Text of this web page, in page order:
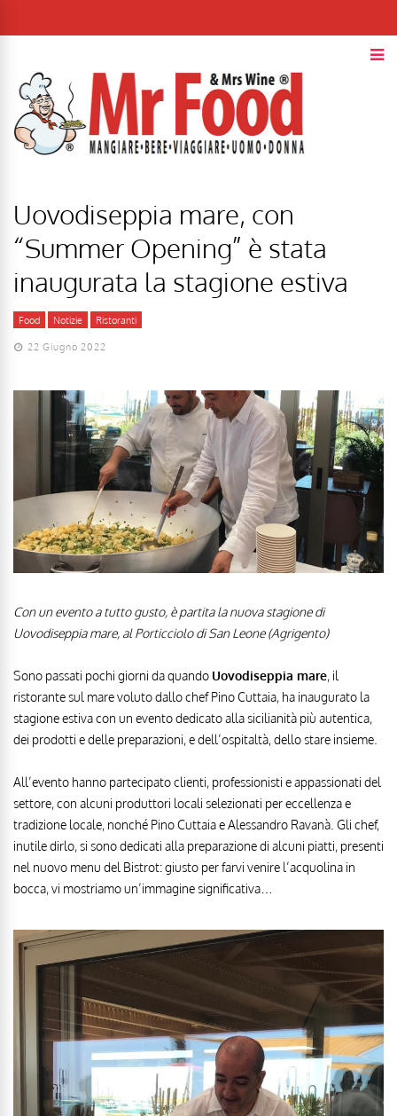
Uovodiseppia mare, con
“Summer Opening” è stata
inaugurata la stagione estiva
Food Notizie Ristoranti
22 Giugno 2022
Con un evento a tutto gusto, è partita la nuova stagione di
Uovodiseppia mare, al Porticciolo di San Leone (Agrigento)
Sono passati pochi giorni da quando Uovodiseppia mare, il
ristorante sul mare voluto dallo chef Pino Cuttaia, ha inaugurato la
stagione estiva con un evento dedicato alla sicilianità più autentica,
dei prodotti e delle preparazioni, e dell’ospitaltà, dello stare insieme.
All’evento hanno partecipato clienti, professionisti e appassionati del
settore, con alcuni produttori locali selezionati per eccellenza e
tradizione locale, nonché Pino Cuttaia e Alessandro Ravanà. Gli chef,
inutile dirlo, si sono dedicati alla preparazione di alcuni piatti, presenti
nel nuovo menu del Bistrot: giusto per farvi venire l’acquolina in
bocca, vi mostriamo un’immagine significativa…